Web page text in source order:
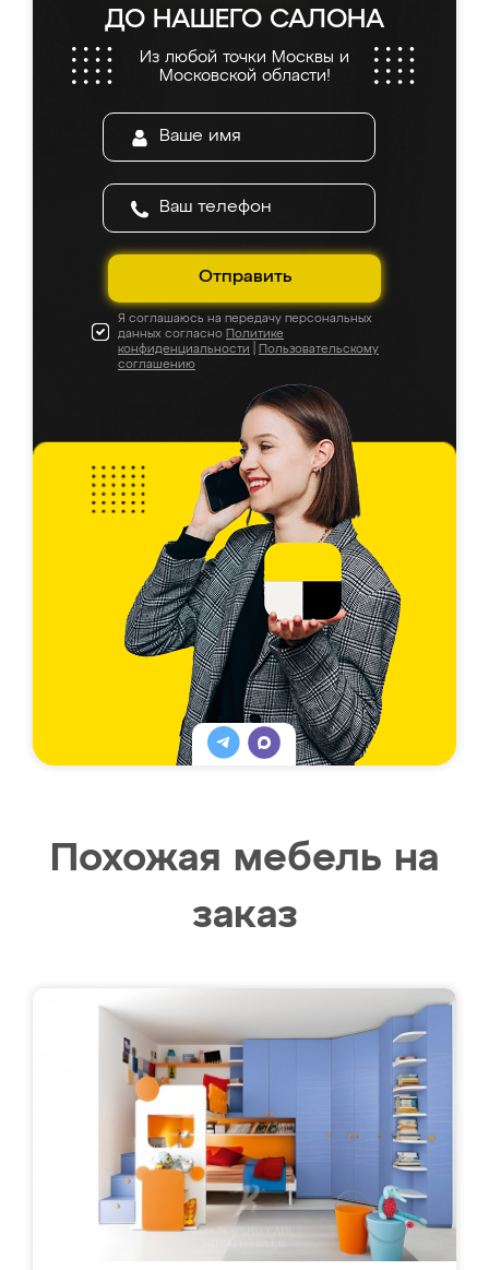
ДО НАШЕГО САЛОНА
Из любой точки Москвы и
Московской области!
Отправить
Я соглашаюсь на передачу персональных
данных согласно Политике
конфиденциальности
Пользовательскому
соглашению
Похожая мебель на
заказ